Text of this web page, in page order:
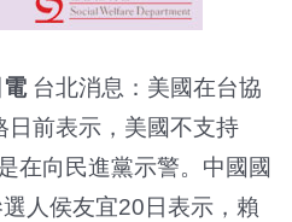
電 台北消息：美國在台協
前表示，美國不支持
在向民進黨示警。中國國
人侯友宜20日表示，賴